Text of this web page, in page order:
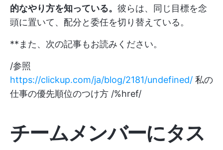
的なやり方を知っている。 彼らは、同じ目標を念
頭に置いて、配分と委任を切り替えている。
**また、次の記事もお読みください。
/参照
https://clickup.com/ja/blog/2181/undefined/ 私の
仕事の優先順位のつけ方 /%href/
チームメンバーにタス